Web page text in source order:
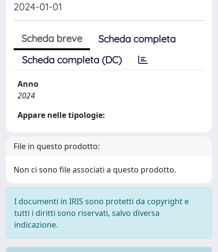
2024-01-01
Scheda breve
Scheda completa
Scheda completa (DC)
Anno
2024
Appare nelle tipologie:
File in questo prodotto:
Non ci sono file associati a questo prodotto.
I documenti in IRIS sono protetti da copyright e
tutti i diritti sono riservati, salvo diversa
indicazione.